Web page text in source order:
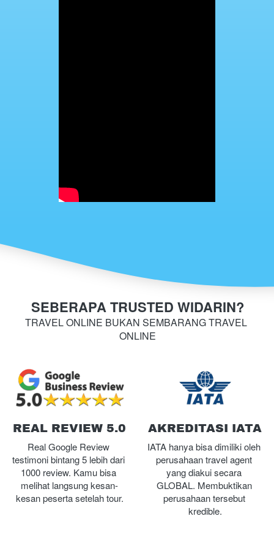
SEBERAPA TRUSTED WIDARIN?
TRAVEL ONLINE BUKAN SEMBARANG TRAVEL
ONLINE
REAL REVIEW 5.0
Real Google Review
testimoni bintang 5 lebih dari
1000 review. Kamu bisa
melihat langsung kesan-
kesan peserta setelah tour.
AKREDITASI IATA
IATA hanya bisa dimiliki oleh
perusahaan travel agent
yang diakui secara
GLOBAL. Membuktikan
perusahaan tersebut
kredible.